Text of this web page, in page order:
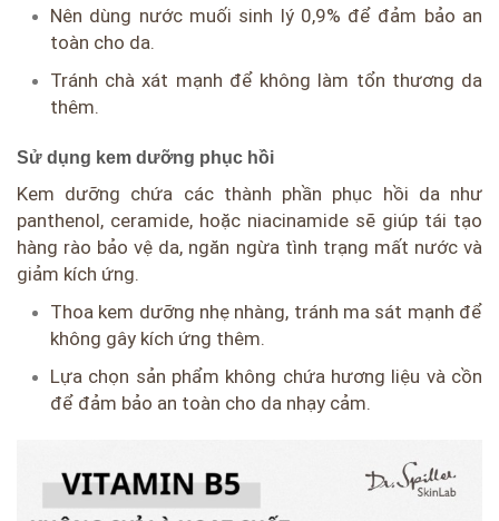
Nên dùng nước muối sinh lý 0,9% để đảm bảo an
toàn cho da.
Tránh chà xát mạnh để không làm tổn thương da
thêm.
Sử dụng kem dưỡng phục hồi
Kem dưỡng chứa các thành phần phục hồi da như
panthenol, ceramide, hoặc niacinamide sẽ giúp tái tạo
hàng rào bảo vệ da, ngăn ngừa tình trạng mất nước và
giảm kích ứng.
Thoa kem dưỡng nhẹ nhàng, tránh ma sát mạnh để
không gây kích ứng thêm.
Lựa chọn sản phẩm không chứa hương liệu và cồn
để đảm bảo an toàn cho da nhạy cảm.